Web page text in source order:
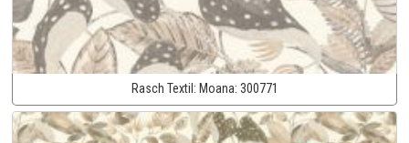
Rasch Textil: Moana: 300771